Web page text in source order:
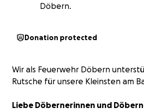
Döbern.
Donation protected
Wir als Feuerwehr Döbern
Rutsche für unsere Kleinsten am
Liebe Döbernerinnen und